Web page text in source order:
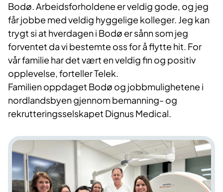
Bodø. Arbeidsforholdene er veldig gode, og jeg
får jobbe med veldig hyggelige kolleger. Jeg kan
trygt si at hverdagen i Bodø er sånn som jeg
forventet da vi bestemte oss for å flytte hit. For
vår familie har det vært en veldig fin og positiv
opplevelse, forteller Telek.
Familien oppdaget Bodø og jobbmulighetene i
nordlandsbyen gjennom bemanning- og
rekrutteringsselskapet Dignus Medical.